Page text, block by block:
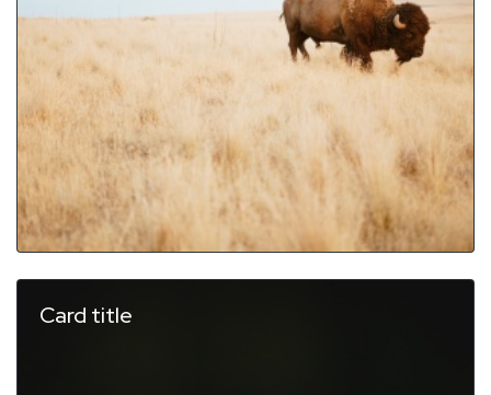
Card title